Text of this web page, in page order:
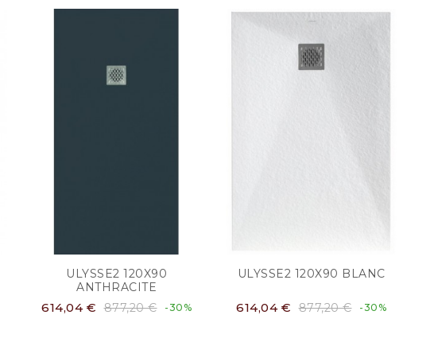
ULYSSE2 120X90
ANTHRACITE
614,04 € 877,20 € -30%
ULYSSE2 120X90 BLANC
614,04 € 877,20 € -30%